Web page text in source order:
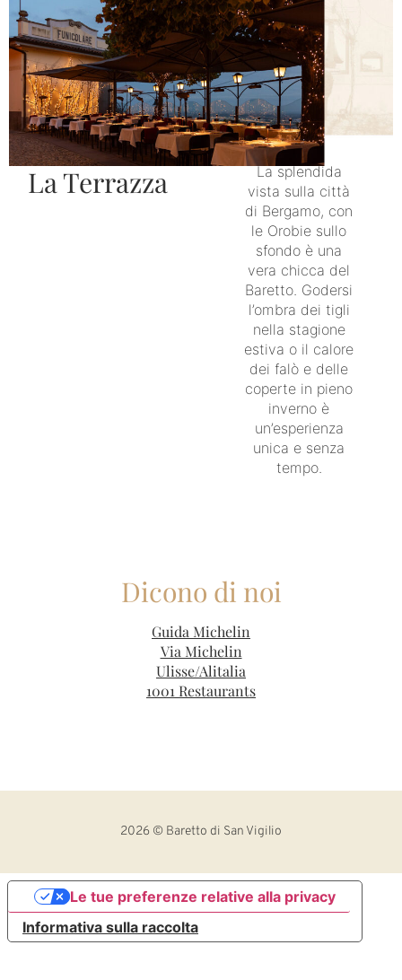
La Terrazza
La splendida
vista sulla città
di Bergamo, con
le Orobie sullo
sfondo è una
vera chicca del
Baretto. Godersi
l’ombra dei tigli
nella stagione
estiva o il calore
dei falò e delle
coperte in pieno
inverno è
un’esperienza
unica e senza
tempo.
Dicono di noi
Guida Michelin
Via Michelin
Ulisse/Alitalia
1001 Restaurants
2026 © Baretto di San Vigilio
Informativa sulla raccolta
Le tue preferenze relative alla privacy